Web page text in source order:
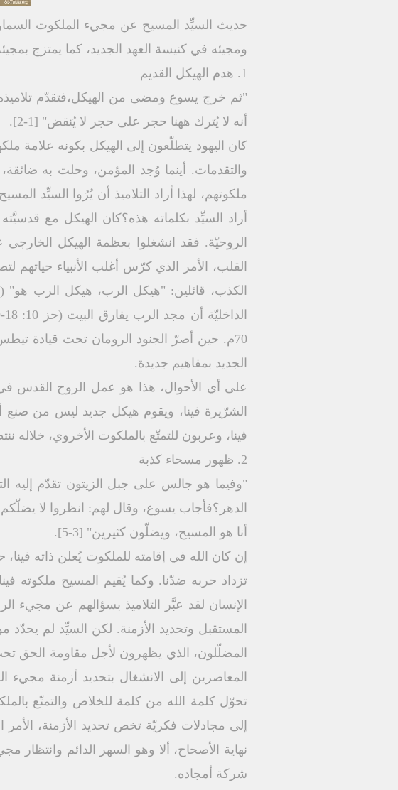
حديث السيِّد المسيح عن مجيء الملكوت
ومجيئه في كنيسة العهد الجديد، كما يمتزج
1. هدم الهيكل القديم
"ثم خرج يسوع ومضى من الهيكل،فتقدّم
أنه لا يُترك ههنا حجر على حجر لا يُنقض" [1-2].
كان اليهود يتطلّعون إلى الهيكل بكونه علامة
والتقدمات. أينما وُجد المؤمن، وحلت به
ملكوتهم، لهذا أراد التلاميذ أن يُرُوا السيِّد
أراد السيِّد بكلماته هذه؟كان الهيكل مع
الروحيّة. فقد انشغلوا بعظمة الهيكل
القلب، الأمر الذي كرّس أغلب الأنبياء حياتهم
70م. حين أصرّ الجنود الرومان تحت قيادة
الجديد بمفاهيم جديدة.
على أي الأحوال، هذا هو عمل الروح القدس
الشرّيرة فينا، ويقوم هيكل جديد ليس من صنع
فينا، وعربون للتمتّع بالملكوت الأخروي،
2. ظهور مسحاء كذبة
"وفيما هو جالس على جبل الزيتون تقدّم إليه
الدهر؟فأجاب يسوع، وقال لهم: انظروا لا
أنا هو المسيح، ويضلّون كثيرين" [3-5].
إن كان الله في إقامته للملكوت يُعلن ذاته
تزداد حربه ضدّنا. وكما يُقيم المسيح ملكوته
الإنسان لقد عبَّر التلاميذ بسؤالهم عن
المستقبل وتحديد الأزمنة. لكن السيِّد لم يحدّد
المضلّلون، الذي يظهرون لأجل مقاومة الحق
المعاصرين إلى الانشغال بتحديد أزمنة
تحوّل كلمة الله من كلمة للخلاص والتمتّع
إلى مجادلات فكريّة تخص تحديد الأزمنة،
نهاية الأصحاح، ألا وهو السهر الدائم
شركة أمجاده.